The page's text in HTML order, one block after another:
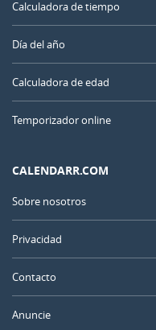
Calculadora de tiempo
Día del año
Calculadora de edad
Temporizador online
CALENDARR.COM
Sobre nosotros
Privacidad
Contacto
Anuncie